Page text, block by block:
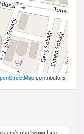
contributors